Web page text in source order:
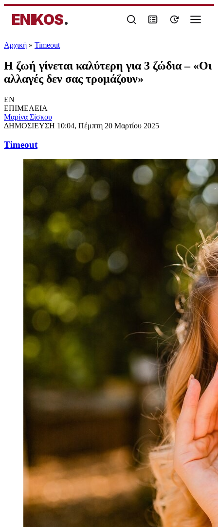
ENIKOS.
Αρχική » Timeout
Η ζωή γίνεται καλύτερη για 3 ζώδια – «Οι
αλλαγές δεν σας τρομάζουν»
EN
ΕΠΙΜΕΛΕΙΑ
Μαρίνα Σίσκου
ΔΗΜΟΣΙΕΥΣΗ 10:04, Πέμπτη 20 Μαρτίου 2025
Timeout